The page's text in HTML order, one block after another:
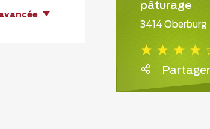
pâturage
3414 Oberburg
Partager